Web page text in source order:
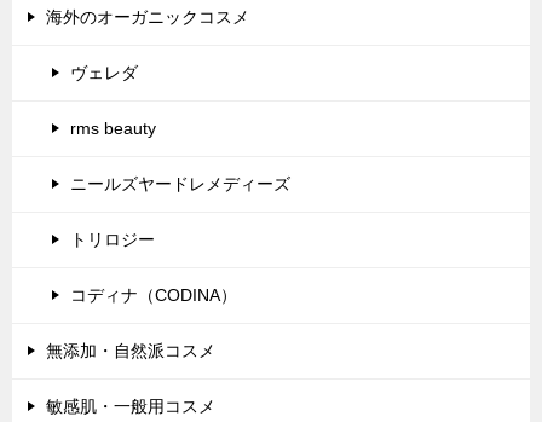
海外のオーガニックコスメ
ヴェレダ
rms beauty
ニールズヤードレメディーズ
トリロジー
コディナ（CODINA）
無添加・自然派コスメ
敏感肌・一般用コスメ